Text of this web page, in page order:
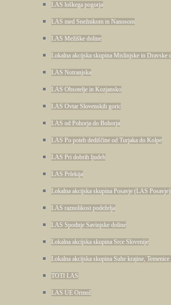
LAS loškega pogorja
LAS med Snežnikom in Nanosom
LAS Mežiške doline
Lokalna akcijska skupina Mislinjske in Dravske
LAS Notranjska
LAS Obsotelje in Kozjansko
LAS Ovtar Slovenskih goric
LAS od Pohorja do Bohorja
LAS Po poteh dediščine od Turjaka do Kolpe
LAS Pri dobrih ljudeh
LAS Prlekija
Lokalna akcijska skupina Posavje (LAS Posavje)
LAS raznolikost podeželja
LAS Spodnje Savinjske doline
Lokalna akcijska skupina Srce Slovenije
Lokalna akcijska skupina Suhe krajine,
TOTI LAS
LAS UE Ormož